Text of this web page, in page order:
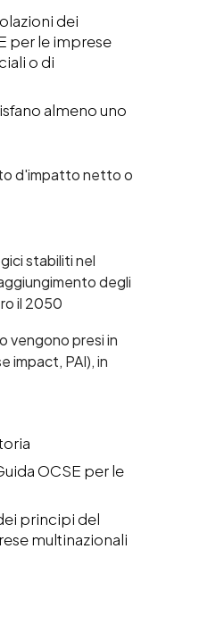
dei
per le imprese
o di
almeno uno
d'impatto netto o
stabiliti nel
degli
il 2050
vengono presi in
impact, PAI), in
OCSE per le
principi del
multinazionali